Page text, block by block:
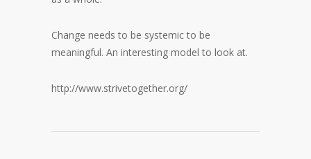
Change needs to be systemic to be
meaningful. An interesting model to look at.
http://www.strivetogether.org/